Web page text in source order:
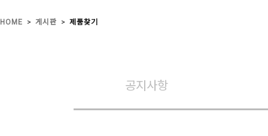
HOME > 게시판 > 제품찾기
공지사항